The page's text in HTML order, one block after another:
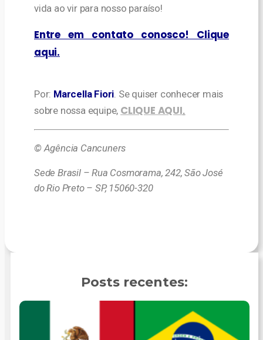
vida ao vir para nosso paraíso!
Entre em contato conosco! Clique
aqui.
Por: Marcella Fiori. Se quiser conhecer mais
sobre nossa equipe, CLIQUE AQUI.
© Agência Cancuners
Sede Brasil – Rua Cosmorama, 242, São José
do Rio Preto – SP, 15060-320
Posts recentes: